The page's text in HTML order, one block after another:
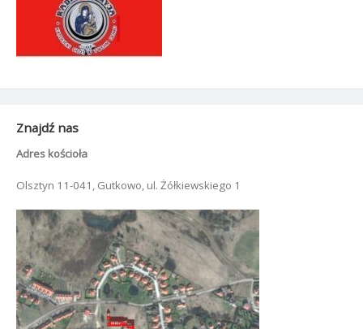
Znajdź nas
Adres kościoła
Olsztyn 11-041, Gutkowo, ul. Żółkiewskiego 1